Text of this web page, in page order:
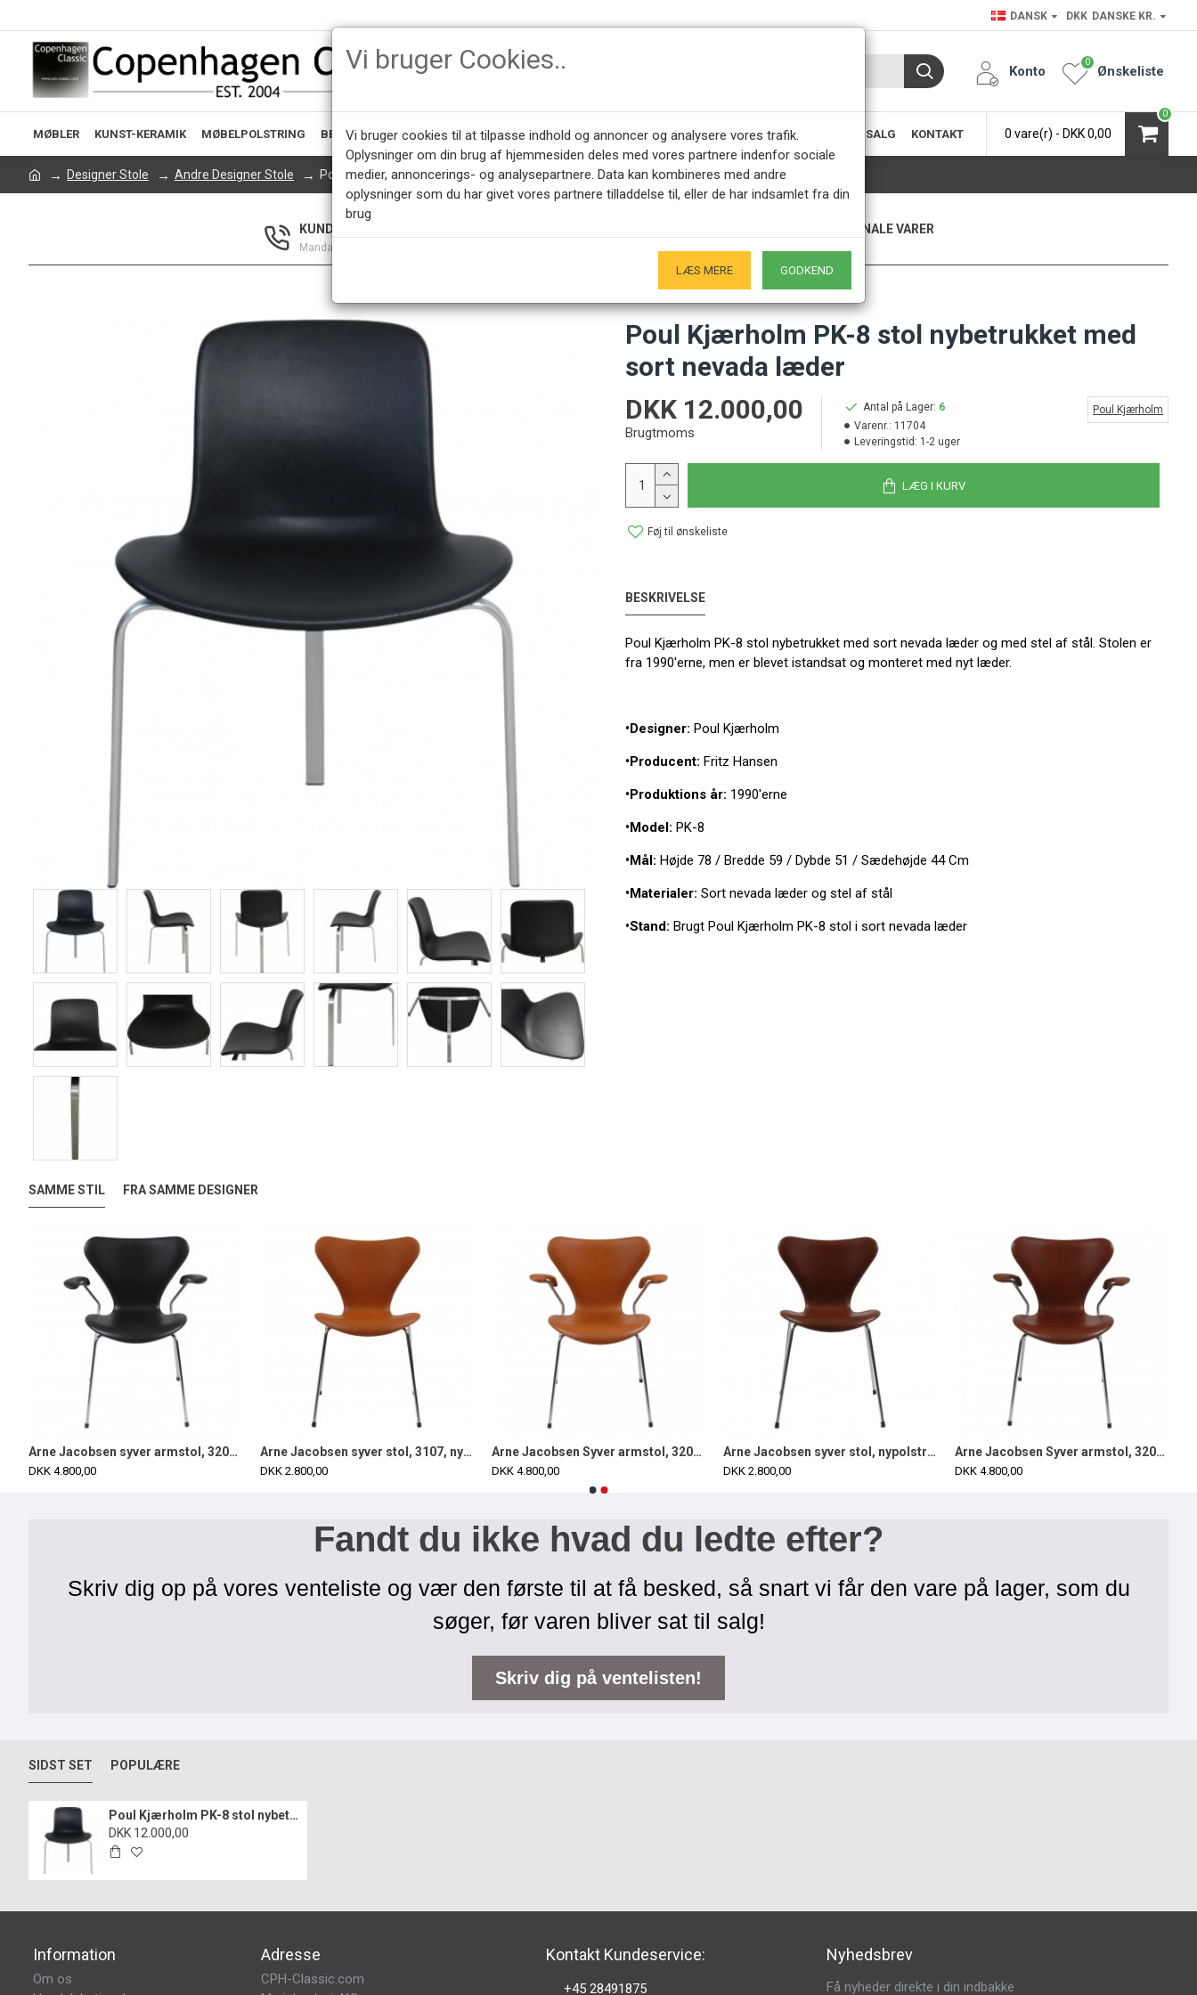
DANSK DKK DANSKE KR.
Konto Ønskeliste
0
MØBLER KUNST-KERAMIK MØBELPOLSTRING BELYSNING TILBEHØR DESIGNER NYHEDER OM CPH-CLASSIC KØB & SALG KONTAKT 0 vare(r) - DKK 0,00
0
Designer Stole Andre Designer Stole Poul Kjærholm PK-8 stol nybetrukket med sort nevada læder
KUNDESERVICE +45 28491875
Mandag - Fredag 9.00 - 17.00
KUN ORIGINALE VARER
Poul Kjærholm PK-8 stol nybetrukket med
sort nevada læder
DKK 12.000,00
Brugtmoms
Antal på Lager: 6
Varenr.: 11704
Leveringstid: 1-2 uger
Poul Kjærholm
LÆG I KURV
Føj til ønskeliste
BESKRIVELSE
Poul Kjærholm PK-8 stol nybetrukket med sort nevada læder og med stel af stål. Stolen er
fra 1990'erne, men er blevet istandsat og monteret med nyt læder.
•Designer: Poul Kjærholm
•Producent: Fritz Hansen
•Produktions år: 1990'erne
•Model: PK-8
•Mål: Højde 78 / Bredde 59 / Dybde 51 / Sædehøjde 44 Cm
•Materialer: Sort nevada læder og stel af stål
•Stand: Brugt Poul Kjærholm PK-8 stol i sort nevada læder
SAMME STIL FRA SAMME DESIGNER
Arne Jacobsen syver armstol, 3207, nypolstret i sort classic læder
DKK 4.800,00
Arne Jacobsen syver stol, 3107, nypolstret i cognac classic læder
DKK 2.800,00
Arne Jacobsen Syver armstol, 3207, nypolstret i Classic cognac læder
DKK 4.800,00
Arne Jacobsen syver stol, nypolstret 3107 i mokka classic læder
DKK 2.800,00
Arne Jacobsen Syver armstol, 3207, nypolstret i mokka classic læder
DKK 4.800,00
Fandt du ikke hvad du ledte efter?
Skriv dig op på vores venteliste og vær den første til at få besked, så snart vi får den vare på lager, som du
søger, før varen bliver sat til salg!
Skriv dig på ventelisten!
SIDST SET POPULÆRE
Poul Kjærholm PK-8 stol nybetrukket med sort nevada læder
DKK 12.000,00
Information
Om os
Adresse
CPH-Classic.com
Kontakt Kundeservice:
+45 28491875
Nyhedsbrev
Få nyheder direkte i din indbakke
Vi bruger Cookies..
Vi bruger cookies til at tilpasse indhold og annoncer og analysere vores trafik.
Oplysninger om din brug af hjemmesiden deles med vores partnere indenfor sociale
medier, annoncerings- og analysepartnere. Data kan kombineres med andre
oplysninger som du har givet vores partnere tilladdelse til, eller de har indsamlet fra din
brug
LÆS MERE GODKEND